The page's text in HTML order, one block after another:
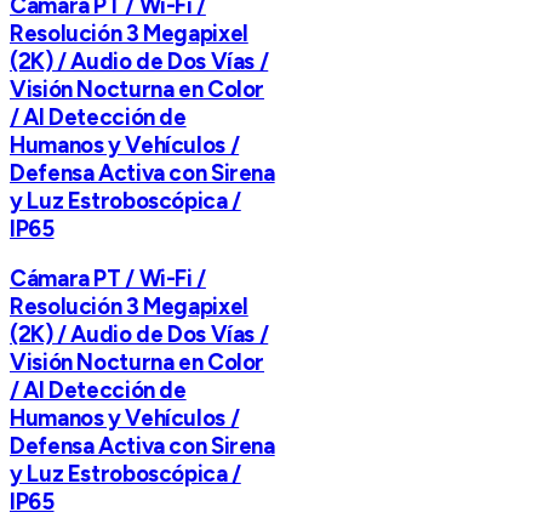
Resolución 3 Megapixel
(2K) / Audio de Dos Vías /
Visión Nocturna en Color
/ AI Detección de
Humanos y Vehículos /
Defensa Activa con Sirena
y Luz Estroboscópica /
IP65
Cámara PT / Wi-Fi /
Resolución 3 Megapixel
(2K) / Audio de Dos Vías /
Visión Nocturna en Color
/ AI Detección de
Humanos y Vehículos /
Defensa Activa con Sirena
y Luz Estroboscópica /
IP65